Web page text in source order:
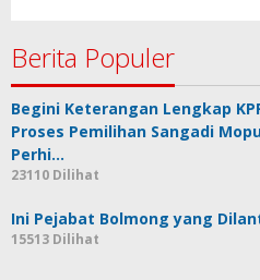
Berita Populer
Begini Keterangan Lengkap
Proses Pemilihan Sangadi
Perhi…
23110 Dilihat
Ini Pejabat Bolmong yang
15513 Dilihat